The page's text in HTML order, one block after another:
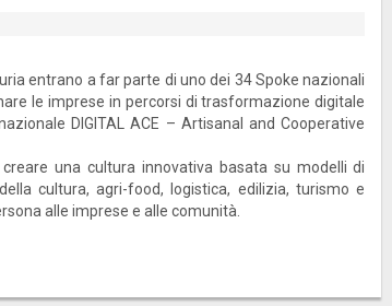
entrano a far parte di uno dei 34 Spoke nazionali
le imprese in percorsi di trasformazione digitale
DIGITAL ACE – Artisanal and Cooperative
una cultura innovativa basata su modelli di
cultura, agri-food, logistica, edilizia, turismo e
alle imprese e alle comunità.